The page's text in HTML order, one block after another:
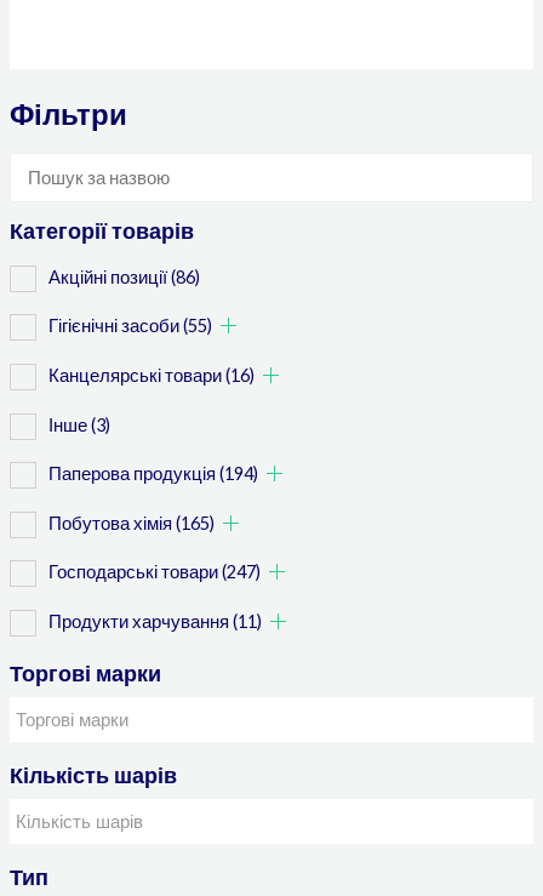
Фільтри
Категорії товарів
Акційні позиції(86)
Гігієнічні засоби(55)
Канцелярські товари(16)
Інше(3)
Паперова продукція (194)
Побутова хімія (165)
Господарські товари(247)
Продукти харчування (11)
Торгові марки
Кількість шарів
Тип